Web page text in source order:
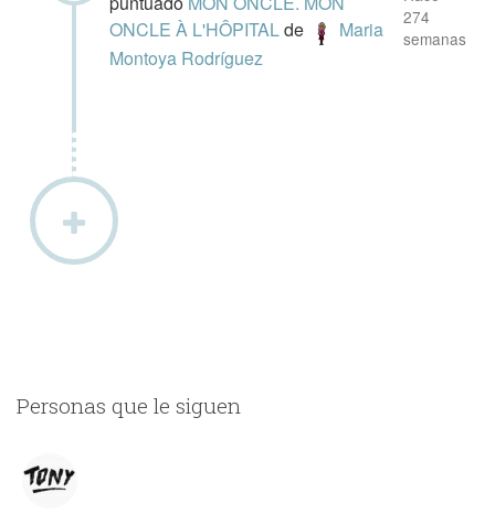
ONCLE À L'HÔPITALde
Maria
Montoya Rodríguez
274
semanas
Personas que le siguen